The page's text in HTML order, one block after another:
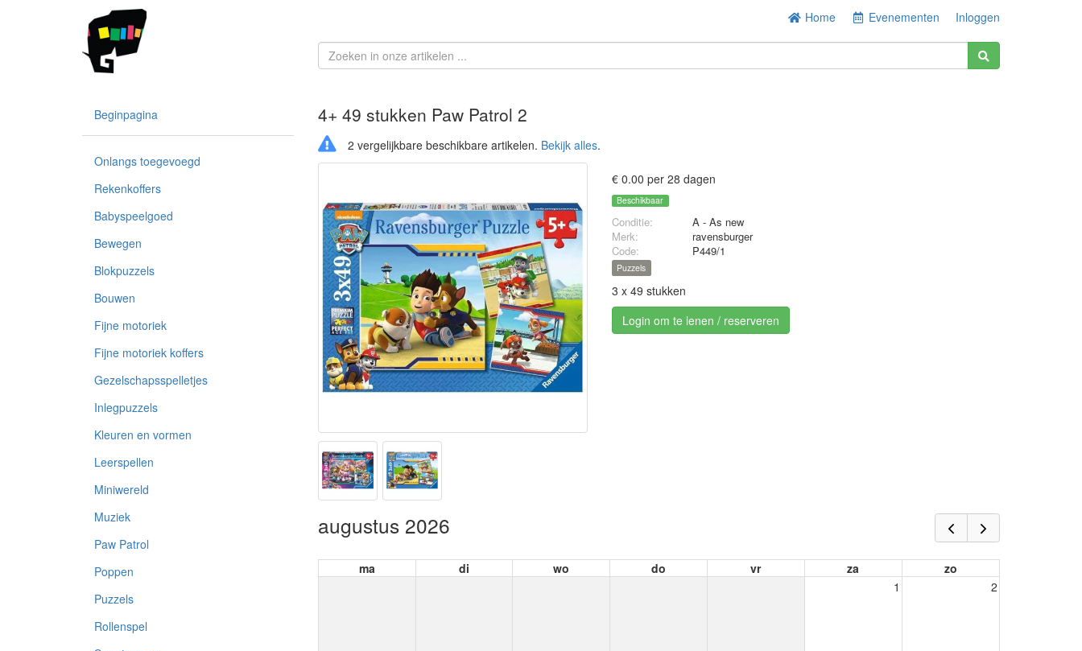
Home Evenementen Inloggen
Beginpagina
Onlangs toegevoegd
Rekenkoffers
Babyspeelgoed
Bewegen
Blokpuzzels
Bouwen
Fijne motoriek
Fijne motoriek koffers
Gezelschapsspelletjes
Inlegpuzzels
Kleuren en vormen
Leerspellen
Miniwereld
Muziek
Paw Patrol
Poppen
Puzzels
Rollenspel
4+ 49 stukken Paw Patrol 2
2 vergelijkbare beschikbare artikelen. Bekijk alles.
€ 0.00 per 28 dagen
Beschikbaar
Conditie:
A - As new
Merk:
ravensburger
Code:
P449/1
Puzzels
3 x 49 stukken
Login om te lenen / reserveren
augustus 2026
ma di wo do vr za
zo
1
2